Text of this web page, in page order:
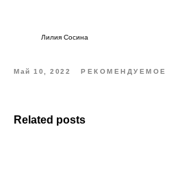
Лилия Сосина
Май 10, 2022 РЕКОМЕНДУЕМОЕ
Related posts